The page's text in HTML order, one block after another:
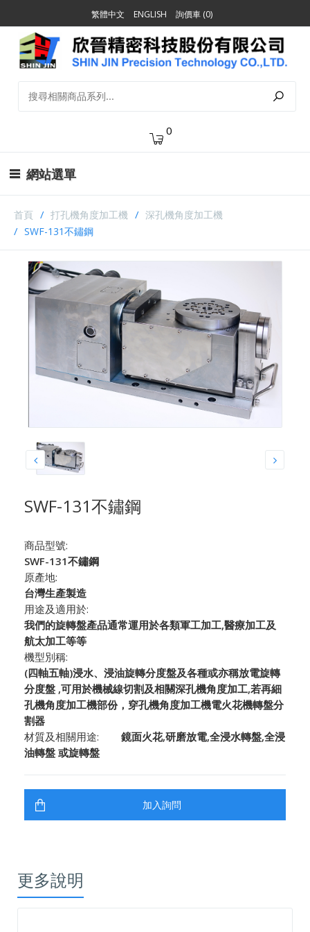
繁體中文 ENGLISH 詢價車 (0)
0
網站選單
首頁 打孔機角度加工機
深孔機角度加工機
SWF-131不鏽鋼
SWF-131不鏽鋼
商品型號:
SWF-131不鏽鋼
原產地:
台灣生產製造
用途及適用於:
我們的旋轉盤產品通常運用於各類軍工加工,醫療加工及
航太加工等等
機型別稱:
(四軸五軸)浸水、浸油旋轉分度盤及各種或亦稱放電旋轉
分度盤 ,可用於機械線切割及相關深孔機角度加工,若再細
孔機角度加工機部份，穿孔機角度加工機電火花機轉盤分
割器
材質及相關用途:
鏡面火花,研磨放電,全浸水轉盤,全浸
油轉盤 或旋轉盤
更多說明